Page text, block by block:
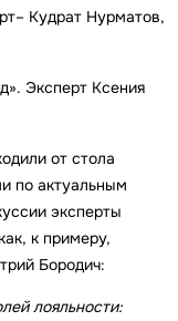
Кудрат Нурматов,
Эксперт Ксения
от стола
по актуальным
эксперты
к примеру,
Бородич:
лояльности: